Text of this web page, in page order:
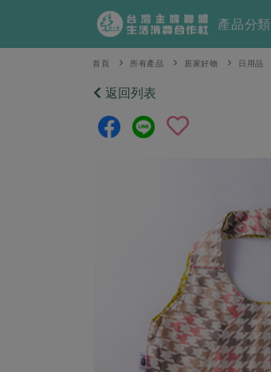
產品分類
首頁 所有產品 居家好物 日用品
返回列表